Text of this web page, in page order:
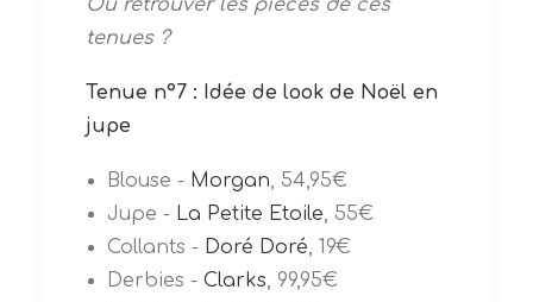
Où retrouver les pièces de ces
tenues ?
Tenue n°7 : Idée de look de Noël en
jupe
Blouse - Morgan, 54,95€
Jupe - La Petite Etoile, 55€
Collants - Doré Doré, 19€
Derbies - Clarks, 99,95€